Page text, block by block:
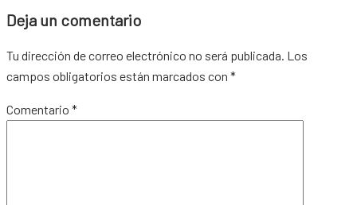
Deja un comentario
Tu dirección de correo electrónico no será publicada. Los
campos obligatorios están marcados con *
Comentario *